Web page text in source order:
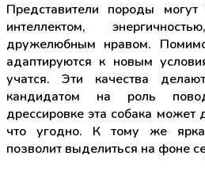
Представители породы могут
интеллектом,
дружелюбным нравом.
адаптируются к новым
учатся. Эти качества
кандидатом на роль
дрессировке эта собака может
что угодно. К тому же
позволит выделиться на фоне